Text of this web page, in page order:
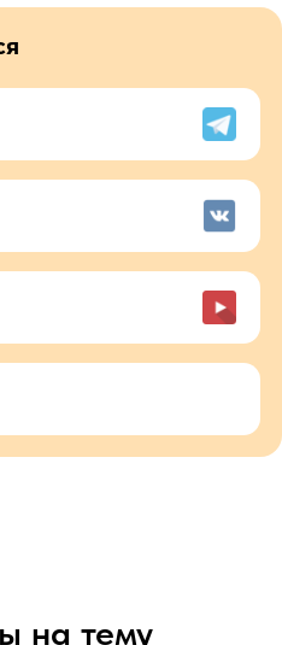
на тему